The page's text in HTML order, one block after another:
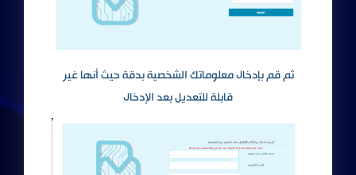
ثم قم بإدخال معلوماتك الشخصية بدقة حيث أنها غير
قابلة للتعديل بعد الإدخال